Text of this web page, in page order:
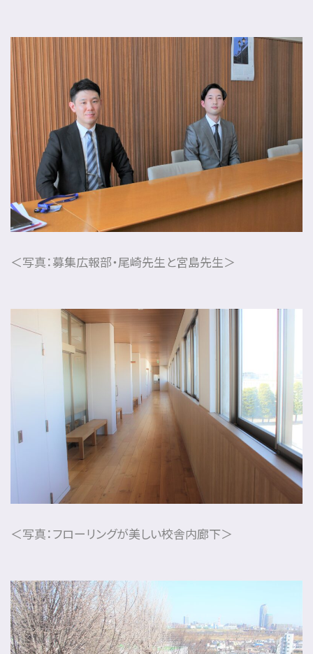
＜写真：募集広報部・尾崎先生と宮島先生＞
＜写真：フローリングが美しい校舎内廊下＞